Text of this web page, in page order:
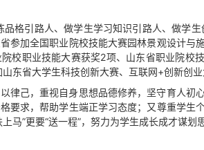
品格引路人、做学生学习知识引路人、做学
参加全国职业院校技能大赛园林景观设计与
校职业技能大赛获奖2项、山东省职业院校
东省大学生科技创新大赛、互联网+创新创业
律己，重视自身思想品德修养，坚守育人初
要求，帮助学生端正学习态度；又尊重学生
马”更要“送一程”，努力为学生成长成才谋划